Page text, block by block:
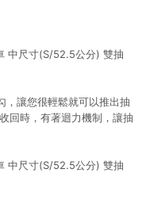
，讓您很輕鬆就可以推出抽
回時，有著迴力機制，讓抽